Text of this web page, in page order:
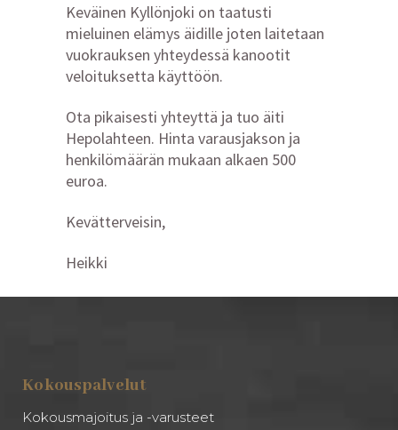
Keväinen Kyllönjoki on taatusti
mieluinen elämys äidille joten laitetaan
vuokrauksen yhteydessä kanootit
veloituksetta käyttöön.
Ota pikaisesti yhteyttä ja tuo äiti
Hepolahteen. Hinta varausjakson ja
henkilömäärän mukaan alkaen 500
euroa.
Kevätterveisin,
Heikki
Kokouspalvelut
Kokousmajoitus ja -varusteet